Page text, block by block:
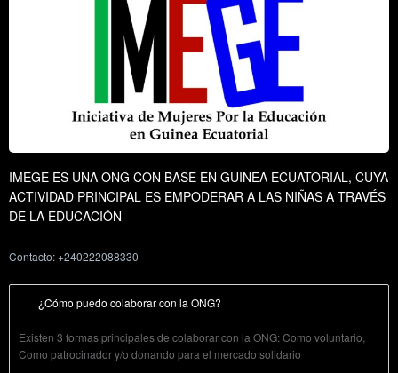
IMEGE ES UNA ONG CON BASE EN GUINEA ECUATORIAL, CUYA
ACTIVIDAD PRINCIPAL ES EMPODERAR A LAS NIÑAS A TRAVÉS
DE LA EDUCACIÓN
Contacto: +240222088330
¿Cómo puedo colaborar con la ONG?
Existen 3 formas principales de colaborar con la ONG: Como voluntario,
Como patrocinador y/o donando para el mercado solidario